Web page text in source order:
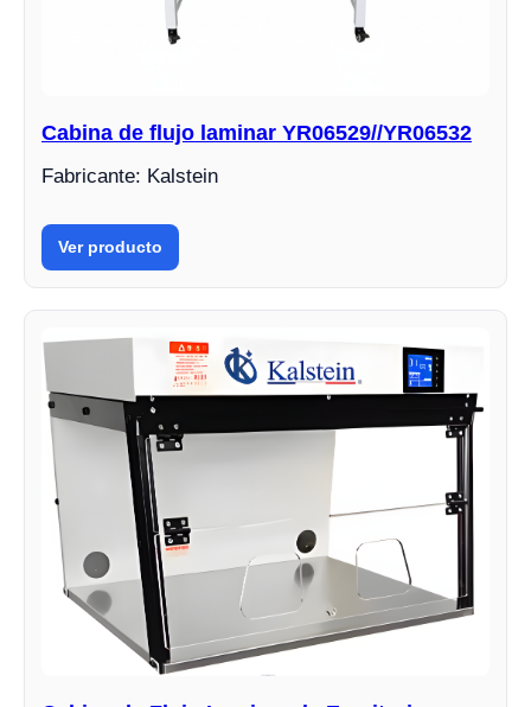
Cabina de flujo laminar YR06529//YR06532
Fabricante: Kalstein
Ver producto